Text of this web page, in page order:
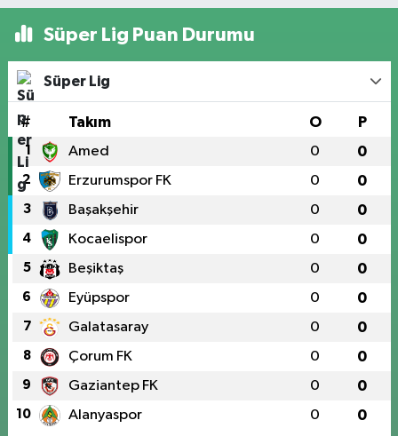
Süper Lig Puan Durumu
Süper Lig
# Takım O P
1 Amed 0 0
2 Erzurumspor FK 0 0
3 Başakşehir 0 0
4 Kocaelispor 0 0
5 Beşiktaş 0 0
6 Eyüpspor 0 0
7 Galatasaray 0 0
8 Çorum FK 0 0
9 Gaziantep FK 0 0
10 Alanyaspor 0 0